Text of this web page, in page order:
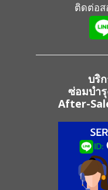
ติดต่อส
บริ
ซ่อมบำ
After-